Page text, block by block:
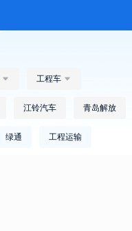
 工程车 
江铃汽车 青岛解放
绿通 工程运输